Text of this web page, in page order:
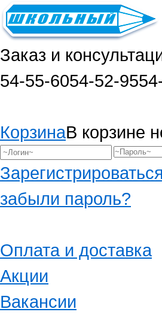
Заказ и
54-55-6054-52-95
КорзинаВ корзине
Зарегистрироваться
забыли пароль?
Оплата и доставка
Акции
Вакансии